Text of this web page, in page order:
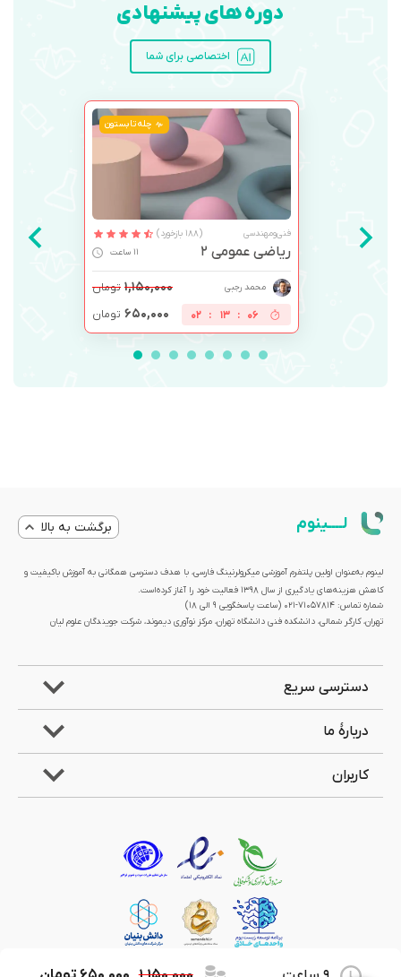
دوره های پیشنهادی
اختصاصی برای شما
چله تابستون
فنی‌ومهندسی (188 بازخورد)
ریاضی عمومی 2 11 ساعت
محمد رجبی ۱,۱۵۰,۰۰۰ تومان
05
:
13
:
02 ۶۵۰,۰۰۰ تومان
لــــینوم برگشت به بالا
لینوم به‌عنوان اولین پلتفرم آموزشی میکرولرنینگ فارسی، با هدف دسترسی همگانی به آموزش باکیفیت و
کاهش هزینه‌های یادگیری از سال 1398 فعالیت خود را آغاز کرده‌است.
شماره تماس: 71057814-021 (ساعت پاسخگویی ۹ الی ۱۸)
تهران، کارگر شمالی، دانشکده فنی دانشگاه تهران، مرکز نوآوری دیموند، شرکت جویندگان علوم لیان
دسترسی سریع
دربارۀ ما
کاربران